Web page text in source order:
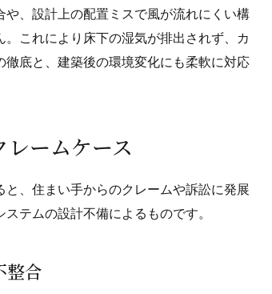
、設計上の配置ミスで風が流れにくい構
これにより床下の湿気が排出されず、カ
底と、建築後の環境変化にも柔軟に対応
ームケース
、住まい手からのクレームや訴訟に発展
テムの設計不備によるものです。
整合